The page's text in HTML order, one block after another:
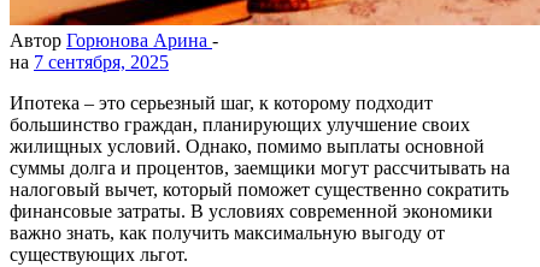
Автор Горюнова Арина -
на 7 сентября, 2025
Ипотека – это серьезный шаг, к которому подходит
большинство граждан, планирующих улучшение своих
жилищных условий. Однако, помимо выплаты основной
суммы долга и процентов, заемщики могут рассчитывать на
налоговый вычет, который поможет существенно сократить
финансовые затраты. В условиях современной экономики
важно знать, как получить максимальную выгоду от
существующих льгот.